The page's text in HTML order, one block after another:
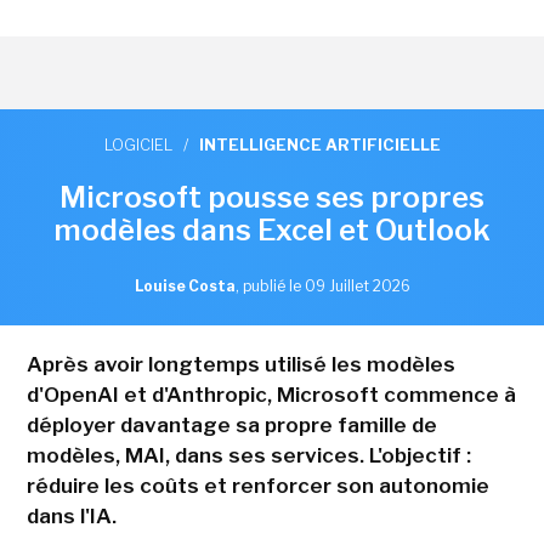
LOGICIEL / INTELLIGENCE ARTIFICIELLE
Microsoft pousse ses propres
modèles dans Excel et Outlook
Louise Costa, publié le 09 Juillet 2026
Après avoir longtemps utilisé les modèles
d'OpenAI et d'Anthropic, Microsoft commence à
déployer davantage sa propre famille de
modèles, MAI, dans ses services. L'objectif :
réduire les coûts et renforcer son autonomie
dans l'IA.